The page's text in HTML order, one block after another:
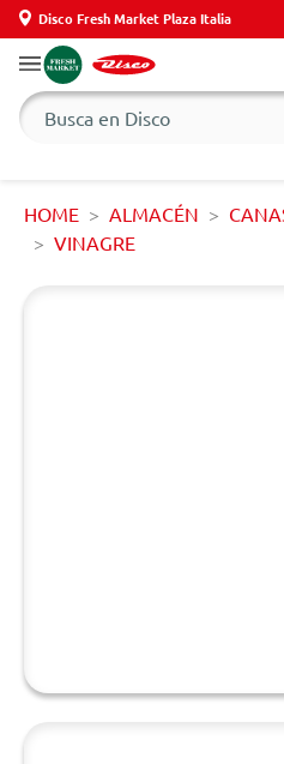
Disco Fresh Market Plaza Italia
HOME ALMACÉN
VINAGRE